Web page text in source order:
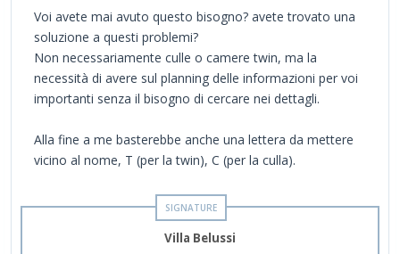
Voi avete mai avuto questo bisogno? avete trovato una
soluzione a questi problemi?
Non necessariamente culle o camere twin, ma la
necessità di avere sul planning delle informazioni per voi
importanti senza il bisogno di cercare nei dettagli.
Alla fine a me basterebbe anche una lettera da mettere
vicino al nome, T (per la twin), C (per la culla).
Villa Belussi